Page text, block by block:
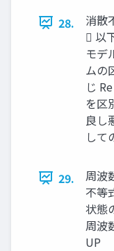
28.
消散
 以
モデ
ムの
じ
を区
良し
して
29.
周波
不等
状態
周波
UP